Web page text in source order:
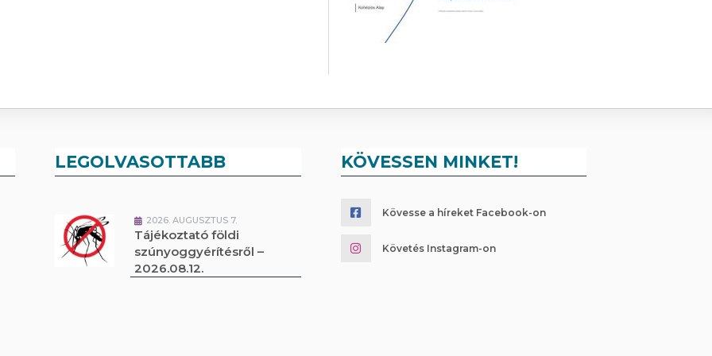
LEGOLVASOTTABB
2026. AUGUSZTUS 7.
Tájékoztató földi
szúnyoggyérítésről –
2026.08.12.
KÖVESSEN MINKET!
Kövesse a híreket Facebook-on
Követés Instagram-on